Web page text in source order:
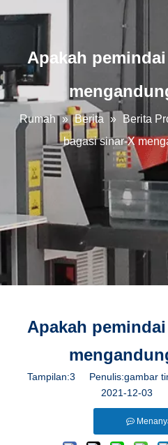
Apakah
Rumah » Berita » Berita
bagasi sinar-X
Apakah
Tampilan:3 Penulis:gambar
2021-12-03